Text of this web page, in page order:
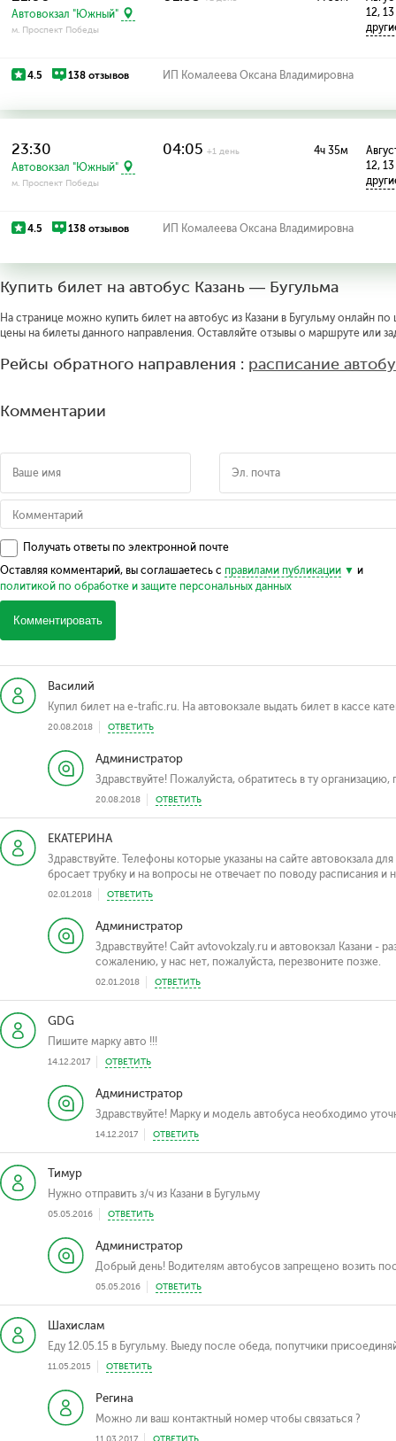
Автовокзал "Южный"
м. Проспект Победы
12, 13
4.5 138 отзывов ИП Комалеева Оксана Владимировна
23:30
Автовокзал "Южный"
м. Проспект Победы
04:05+1 день 4ч 35м
12, 13
4.5 138 отзывов ИП Комалеева Оксана Владимировна
Купить билет на автобус Казань — Бугульма
На странице можно купить билет на автобус из Казани в Бугульму онлайн
цены на билеты данного направления. Оставляйте отзывы о маршруте или
Рейсы обратного направления : расписание
Комментарии
Получать ответы по электронной почте
Оставляя комментарий, вы соглашаетесь с правилами публикации
и
политикой по обработке и защите персональных данных
Комментировать
Василий
Купил билет на e-trafic.ru. На автовокзале выдать билет в кассе
20.08.2018 ОТВЕТИТЬ
Администратор
Здравствуйте! Пожалуйста, обратитесь в ту организацию,
20.08.2018 ОТВЕТИТЬ
ЕКАТЕРИНА
Здравствуйте. Телефоны которые указаны на сайте автовокзала
бросает трубку и на вопросы не отвечает по поводу расписания и
02.01.2018 ОТВЕТИТЬ
Администратор
Здравствуйте! Сайт avtovokzaly.ru и автовокзал Казани -
сожалению, у нас нет, пожалуйста, перезвоните позже.
02.01.2018 ОТВЕТИТЬ
GDG
Пишите марку авто !!!
14.12.2017 ОТВЕТИТЬ
Администратор
Здравствуйте! Марку и модель автобуса необходимо
14.12.2017 ОТВЕТИТЬ
Тимур
Нужно отправить з/ч из Казани в Бугульму
05.05.2016 ОТВЕТИТЬ
Администратор
Добрый день! Водителям автобусов запрещено возить
05.05.2016 ОТВЕТИТЬ
Шахислам
Еду 12.05.15 в Бугульму. Выеду после обеда, попутчики
11.05.2015 ОТВЕТИТЬ
Регина
Можно ли ваш контактный номер чтобы связаться ?